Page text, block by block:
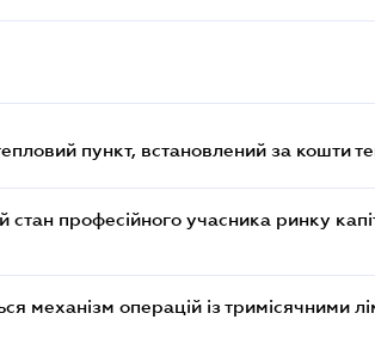
пункт, встановлений за кошти
стан професійного учасника ринку
механізм операцій із тримісячними